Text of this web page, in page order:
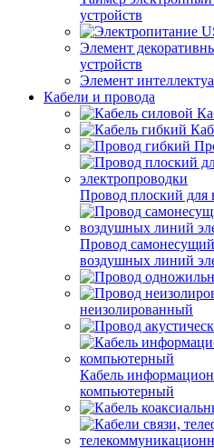
устройств
Элемент
устройств
Элемент
Кабели и провода
Провод плоский для
Провод
воздушных линий
неизолированный
Кабель
компьютерный